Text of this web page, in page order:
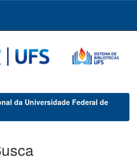
da Universidade Federal de